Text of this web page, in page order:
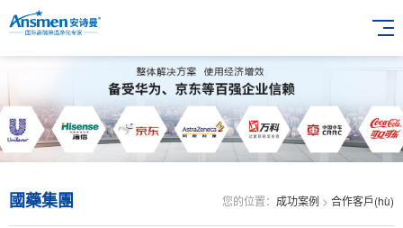
您的位置： 成功案例 > 合作客戶(hù)
國藥集團